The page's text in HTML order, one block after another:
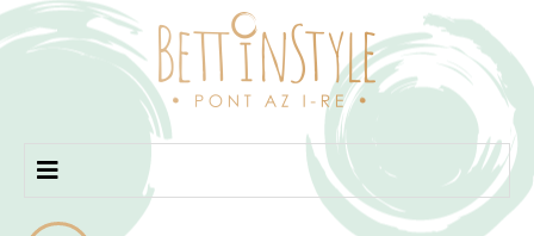
bettinstyle